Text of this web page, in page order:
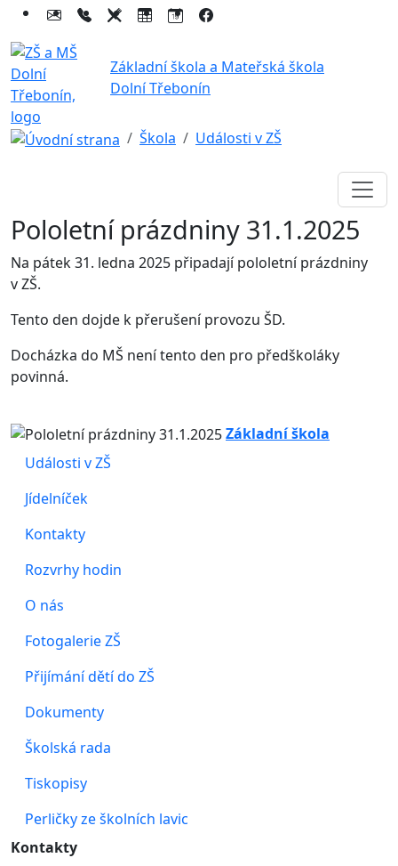
Základní škola a Mateřská škola
Dolní Třebonín
Škola Události v ZŠ
Pololetní prázdniny 31.1.2025
Na pátek 31. ledna 2025 připadají pololetní prázdniny
v ZŠ.
Tento den dojde k přerušení provozu ŠD.
Docházka do MŠ není tento den pro předškoláky
povinná.
Základní škola
Události v ZŠ
Jídelníček
Kontakty
Rozvrhy hodin
O nás
Fotogalerie ZŠ
Přijímání dětí do ZŠ
Dokumenty
Školská rada
Tiskopisy
Perličky ze školních lavic
Kontakty